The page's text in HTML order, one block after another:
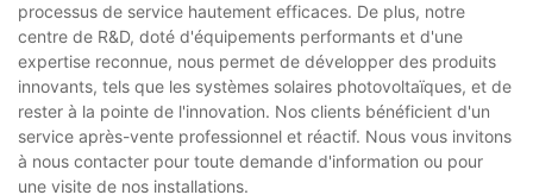
processus de service hautement efficaces. De plus, notre
centre de R&D, doté d'équipements performants et d'une
expertise reconnue, nous permet de développer des produits
innovants, tels que les systèmes solaires photovoltaïques, et de
rester à la pointe de l'innovation. Nos clients bénéficient d'un
service après-vente professionnel et réactif. Nous vous invitons
à nous contacter pour toute demande d'information ou pour
une visite de nos installations.